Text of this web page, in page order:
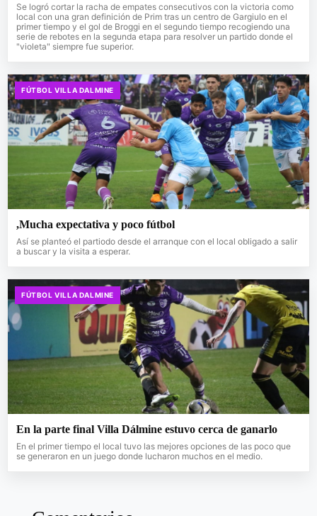
Se logró cortar la racha de empates consecutivos con la victoria como
local con una gran definición de Prim tras un centro de Gargiulo en el
primer tiempo y el gol de Broggi en el segundo tiempo recogiendo una
serie de rebotes en la segunda etapa para resolver un partido donde el
"violeta" siempre fue superior.
FÚTBOL VILLA DALMINE
,Mucha expectativa y poco fútbol
Así se planteó el partiodo desde el arranque con el local obligado a salir
a buscar y la visita a esperar.
FÚTBOL VILLA DALMINE
En la parte final Villa Dálmine estuvo cerca de ganarlo
En el primer tiempo el local tuvo las mejores opciones de las poco que
se generaron en un juego donde lucharon muchos en el medio.